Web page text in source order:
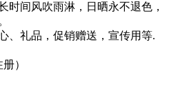
时间风吹雨淋，日晒永不退色，
、礼品，促销赠送，宣传用等.
）